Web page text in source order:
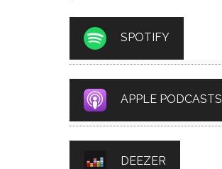
SPOTIFY
APPLE PODCASTS
DEEZER